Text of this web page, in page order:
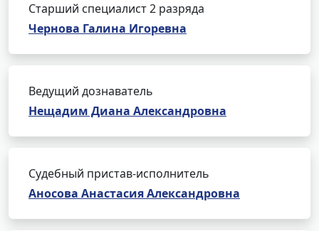
Старший специалист 2 разряда
Чернова Галина Игоревна
Ведущий дознаватель
Нещадим Диана Александровна
Судебный пристав-исполнитель
Аносова Анастасия Александровна